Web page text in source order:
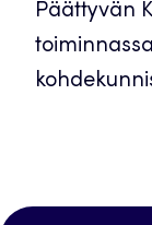
Päättyvän